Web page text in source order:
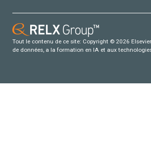
Tout le contenu de ce site: Copyright © 2026
de données, a la formation en IA et aux